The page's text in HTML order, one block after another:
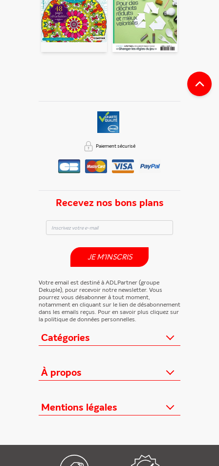
Vous certifiez également ne pas envoyer d’email indésirable.
Votre adresse email et celle de votre ami ne sont utilisées que
pour cet envoi à la suite duquel elles seront
automatiquement supprimées. Pour en savoir plus, consultez
notre rubrique "Données personnelles
Catégories
Loisirs/Culture
TV/Vie pratique
Presse professionnelle
À propos
Qui sommes-nous ?
Offres proposées
Édition numérique offerte
Mentions légales
Politique de données personnelles
Recevez nos bons plans
JE M'INSCRIS
Votre email est destiné à ADLPartner (groupe
Dekuple), pour recevoir notre newsletter. Vous
pourrez vous désabonner à tout moment,
notamment en cliquant sur le lien de désabonnement
dans les emails reçus. Pour en savoir plus cliquez sur
la politique de données personnelles.
Paiement sécurisé